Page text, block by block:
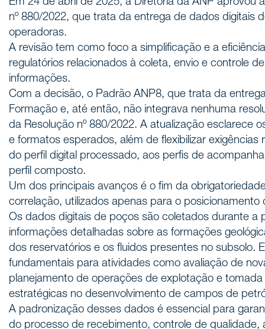
Em 24 de abril de 2025, a Diretoria da ANP aprovou
nº 880/2022, que trata da entrega de dados digitais
operadoras.
A revisão tem como foco a simplificação e a
regulatórios relacionados à coleta, envio e controle
informações.
Com a decisão, o Padrão ANP8, que trata da
Formação e, até então, não integrava nenhuma
da Resolução nº 880/2022. A atualização esclarece
e formatos esperados, além de flexibilizar exigências
do perfil digital processado, aos perfis de
perfil composto.
Um dos principais avanços é o fim da
correlação, utilizados apenas para o
Os dados digitais de poços são coletados durante a
informações detalhadas sobre as formações
dos reservatórios e os fluidos presentes no subsolo.
fundamentais para atividades como avaliação de
planejamento de operações de explotação e
estratégicas no desenvolvimento de campos de
A padronização desses dados é essencial para
do processo de recebimento, controle de qualidade,